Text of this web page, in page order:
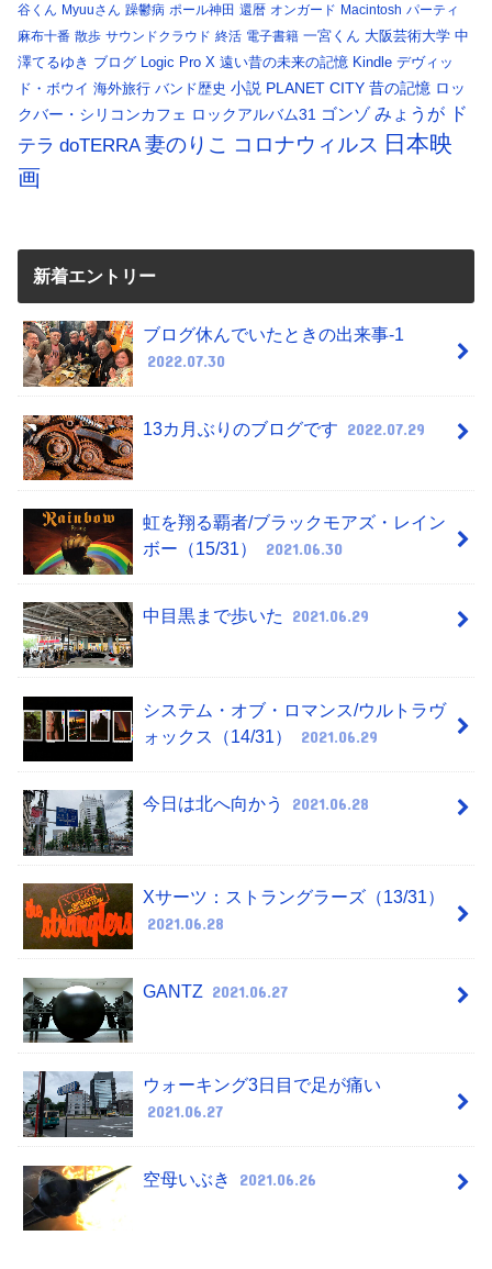
谷くん Myuuさん 躁鬱病 ポール神田 還暦 オンガード Macintosh パーティ
麻布十番 散歩 サウンドクラウド 終活 電子書籍 一宮くん 大阪芸術大学 中
澤てるゆき ブログ Logic Pro X 遠い昔の未来の記憶 Kindle デヴィッ
ド・ボウイ 海外旅行 バンド歴史 小説 PLANET CITY 昔の記憶 ロッ
クバー・シリコンカフェ ロックアルバム31 ゴンゾ みょうが ド
テラ doTERRA 妻のりこ コロナウィルス 日本映
画
新着エントリー
ブログ休んでいたときの出来事-1
2022.07.30
13カ月ぶりのブログです 2022.07.29
虹を翔る覇者/ブラックモアズ・レイン
ボー（15/31）
2021.06.30
中目黒まで歩いた 2021.06.29
システム・オブ・ロマンス/ウルトラヴ
ォックス（14/31）
2021.06.29
今日は北へ向かう 2021.06.28
Xサーツ：ストラングラーズ（13/31）
2021.06.28
GANTZ 2021.06.27
ウォーキング3日目で足が痛い
2021.06.27
空母いぶき 2021.06.26